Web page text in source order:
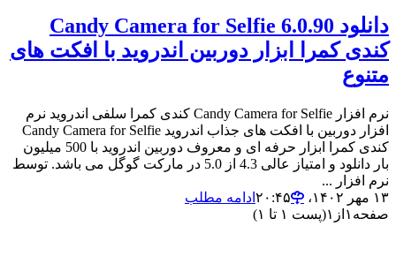
دانلود Candy Camera for Selfie 6.0.90
کندی کمرا ابزار دوربین اندروید با افکت های
متنوع
نرم افزار Candy Camera for Selfie کندی کمرا سلفی اندروید نرم
افزار دوربین با افکت های جذاب اندروید Candy Camera for Selfie
کندی کمرا ابزار حرفه ای و معروف دوربین اندروید با 500 میلیون
بار دانلود و امتیاز عالی 4.3 از 5.0 در مارکت گوگل می باشد. توسط
نرم افزار ...
۱۳ مهر ۱۴۰۲،‏ ۲۰:۴۵
ادامه مطلب
صفحه ۱ از ۱(پست ۱ تا ۱)